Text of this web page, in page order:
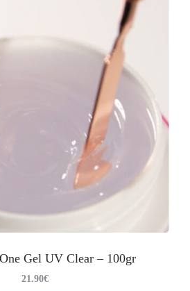
Gel UV Clear – 100gr
21.90€